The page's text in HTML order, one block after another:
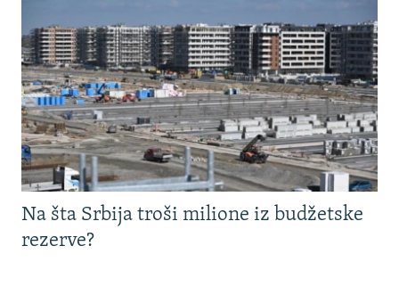
Na šta Srbija troši milione iz budžetske
rezerve?